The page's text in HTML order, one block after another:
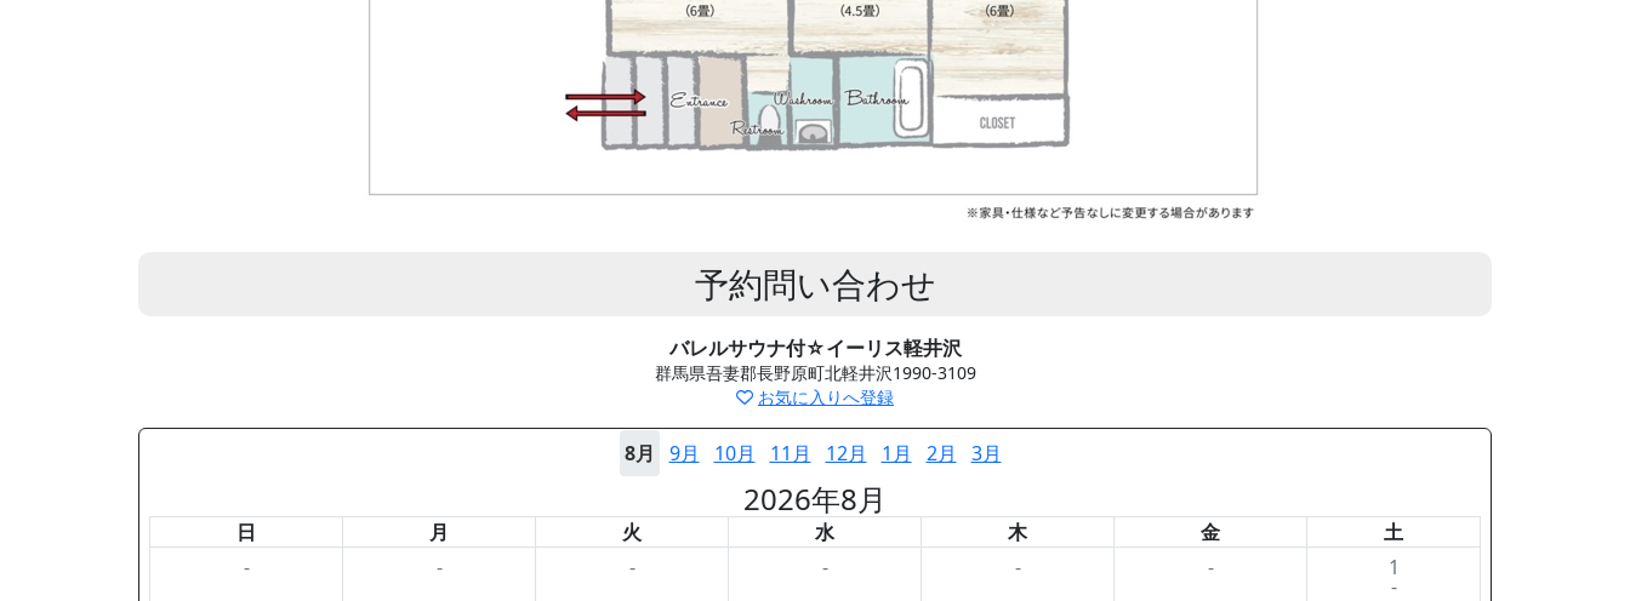
予約問い合わせ
バレルサウナ付☆イーリス軽井沢
群馬県吾妻郡長野原町北軽井沢1990-3109
お気に入りへ登録
8月 9月 10月 11月 12月 1月 2月 3月
2026年8月
日 月 火 水 木 金
土
-
- - - - - 1
-